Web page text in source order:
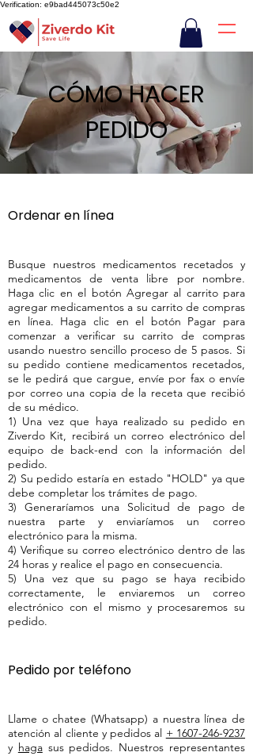
Verification: e9bad445073c50e2
CÓMO HACER
PEDIDO
Ordenar en línea
Busque nuestros medicamentos recetados y
medicamentos de venta libre por nombre.
Haga clic en el botón Agregar al carrito para
agregar medicamentos a su carrito de compras
en línea. Haga clic en el botón Pagar para
comenzar a verificar su carrito de compras
usando nuestro sencillo proceso de 5 pasos. Si
su pedido contiene medicamentos recetados,
se le pedirá que cargue, envíe por fax o envíe
por correo una copia de la receta que recibió
de su médico.
1) Una vez que haya realizado su pedido en
Ziverdo Kit, recibirá un correo electrónico del
equipo de back-end con la información del
pedido.
2) Su pedido estaría en estado "HOLD" ya que
debe completar los trámites de pago.
3) Generaríamos una Solicitud de pago de
nuestra parte y enviaríamos un correo
electrónico para la misma.
4) Verifique su correo electrónico dentro de las
24 horas y realice el pago en consecuencia.
5) Una vez que su pago se haya recibido
correctamente, le enviaremos un correo
electrónico con el mismo y procesaremos su
pedido.
Pedido por teléfono
Llame o chatee (Whatsapp) a nuestra línea de
atención al cliente y pedidos al + 1607-246-9237
y hagasus pedidos. Nuestros representantes